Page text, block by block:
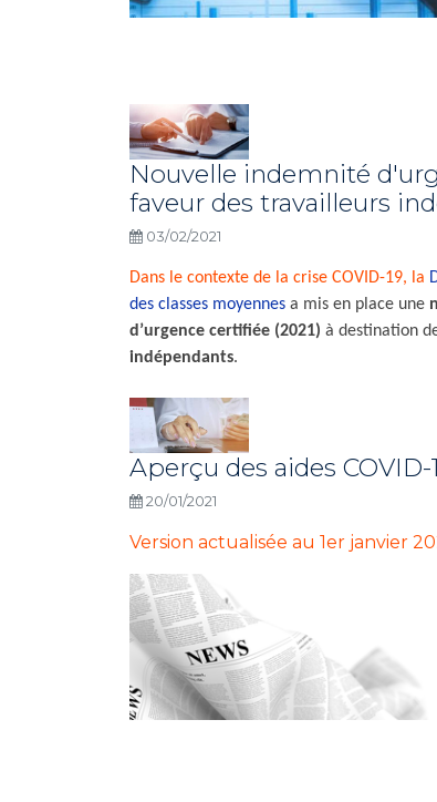
Nouvelle indemnité
faveur des travailleurs
03/02/2021
Dans le contexte de la crise COVID-19, la
des classes moyennes a mis en place une
d’urgence certifiée (2021) à destination
indépendants.
Aperçu des aides COVID-
20/01/2021
Version actualisée au 1er janvier